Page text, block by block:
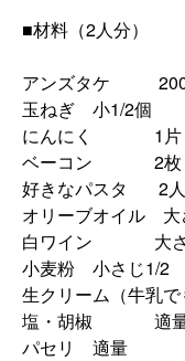
■材料（2人分）
アンズタケ
玉ねぎ 小1/2個
にんにく 1片
ベーコン 2枚
好きなパスタ 2
オリーブオイル 大
白ワイン 大さ
小麦粉 小さじ1/2
生クリーム（牛
塩・胡椒 適
パセリ 適量